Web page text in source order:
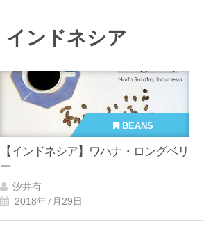
インドネシア
BEANS
【インドネシア】ワハナ・ロングベリ
ー
汐井有
2018年7月29日